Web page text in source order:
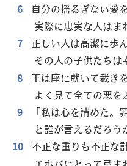
6
自分の揺るぎない愛
実際に忠実な人はま
7
正しい人は高潔に歩
その人の子供たちは
8
王は座に就いて裁き
よく見て全ての悪を
9
「私は心を清めた。
と誰が言えるだろう
10
不正な重りも不正な